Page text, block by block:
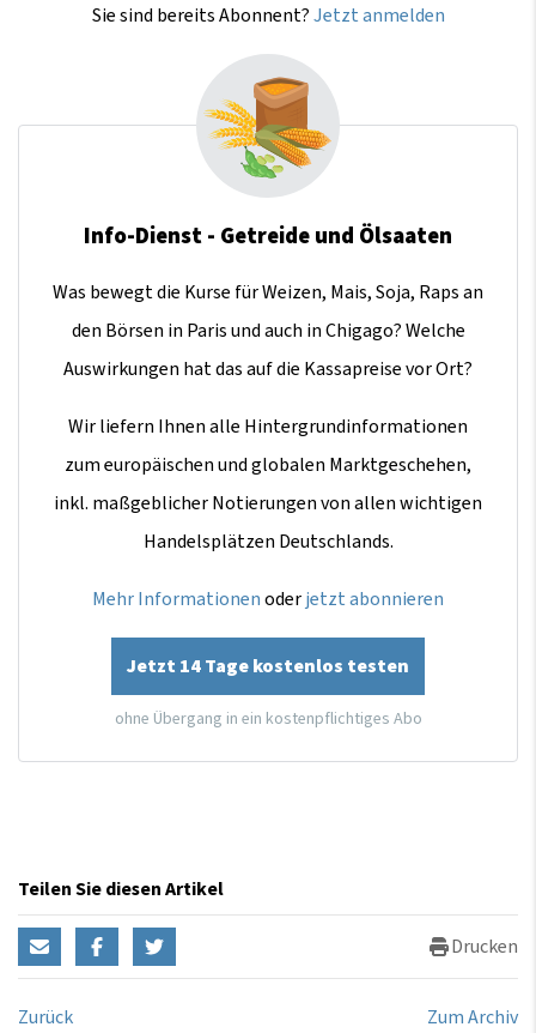
Sie sind bereits Abonnent?Jetzt anmelden
Info-Dienst - Getreide und Ölsaaten
Was bewegt die Kurse für Weizen, Mais, Soja, Raps an
den Börsen in Paris und auch in Chigago? Welche
Auswirkungen hat das auf die Kassapreise vor Ort?
Wir liefern Ihnen alle Hintergrundinformationen
zum europäischen und globalen Marktgeschehen,
inkl. maßgeblicher Notierungen von allen wichtigen
Handelsplätzen Deutschlands.
Mehr Informationenoderjetzt abonnieren
Jetzt 14 Tage kostenlos testen
ohne Übergang in ein kostenpflichtiges Abo
Teilen Sie diesen Artikel
Drucken
Zurück Zum Archiv